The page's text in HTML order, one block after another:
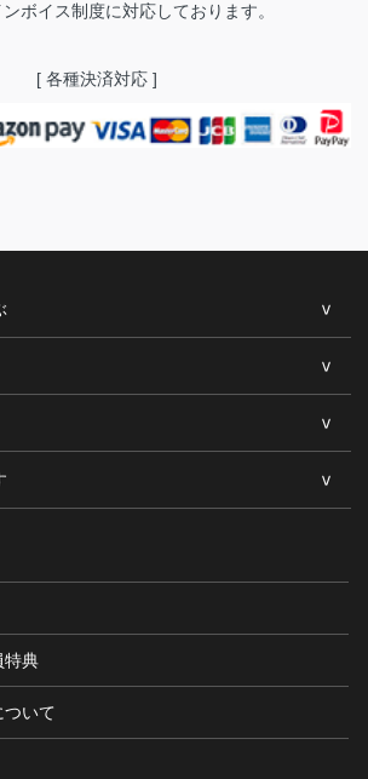
ボイス制度に対応しております。
[ 各種決済対応 ]
特典
ついて